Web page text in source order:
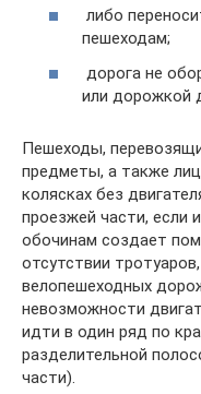
либо
пешеходам;
дорога не
или дорожкой
Пешеходы,
предметы, а также
колясках без
проезжей части, если
обочинам создает
отсутствии
велопешеходных
невозможности
идти в один ряд по
разделительной
части).